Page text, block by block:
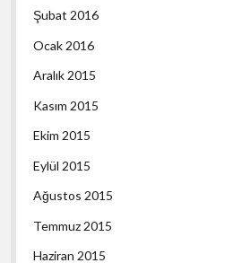
Şubat 2016
Ocak 2016
Aralık 2015
Kasım 2015
Ekim 2015
Eylül 2015
Ağustos 2015
Temmuz 2015
Haziran 2015